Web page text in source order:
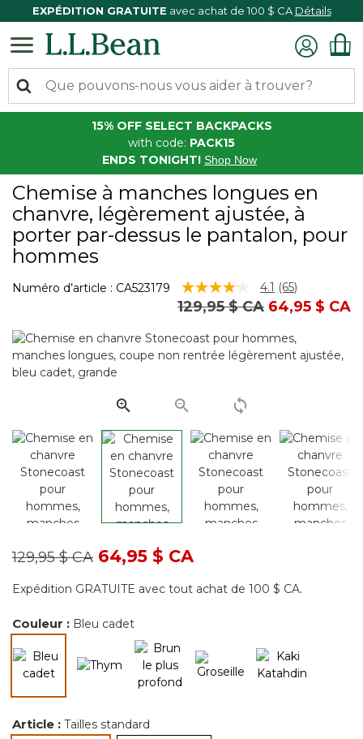
EXPÉDITION GRATUITE avec achat de 100 $ CA Détails
15% OFF SELECT BACKPACKS
with code: PACK15
ENDS TONIGHT! Shop Now
Chemise à manches longues en
chanvre, légèrement ajustée, à
porter par-dessus le pantalon, pour
hommes
Numéro d’article : CA523179 3,2 sur 5 Évaluation des clients
4.1 Lire
les
65
Lien
vers
(65)
Prix réduit de
129,95 $ CAà64,95 $ CA
Prix réduit de
129,95 $ CAà64,95 $ CA
Expédition GRATUITE avec tout achat de 100 $ CA.
Couleur : Bleu cadet
Article : Tailles standard